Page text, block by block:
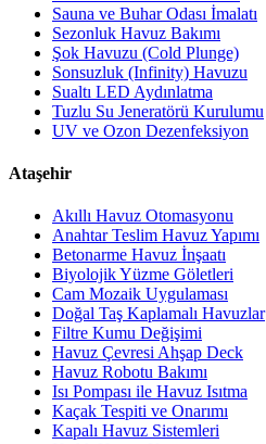
Sauna ve Buhar Odası İmalatı
Sezonluk Havuz Bakımı
Şok Havuzu (Cold Plunge)
Sonsuzluk (Infinity) Havuzu
Sualtı LED Aydınlatma
Tuzlu Su Jeneratörü Kurulumu
UV ve Ozon Dezenfeksiyon
Ataşehir
Akıllı Havuz Otomasyonu
Anahtar Teslim Havuz Yapımı
Betonarme Havuz İnşaatı
Biyolojik Yüzme Göletleri
Cam Mozaik Uygulaması
Doğal Taş Kaplamalı Havuzlar
Filtre Kumu Değişimi
Havuz Çevresi Ahşap Deck
Havuz Robotu Bakımı
Isı Pompası ile Havuz Isıtma
Kaçak Tespiti ve Onarımı
Kapalı Havuz Sistemleri